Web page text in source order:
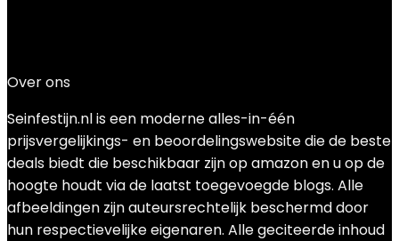
Over ons
Seinfestijn.nl is een moderne alles-in-één
prijsvergelijkings- en beoordelingswebsite die de beste
deals biedt die beschikbaar zijn op amazon en u op de
hoogte houdt via de laatst toegevoegde blogs. Alle
afbeeldingen zijn auteursrechtelijk beschermd door
hun respectievelijke eigenaren. Alle geciteerde inhoud